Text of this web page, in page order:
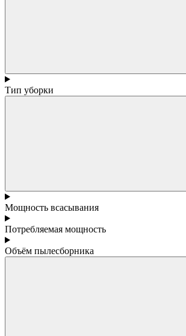
Тип уборки
Мощность всасывания
Потребляемая мощность
Объём пылесборника